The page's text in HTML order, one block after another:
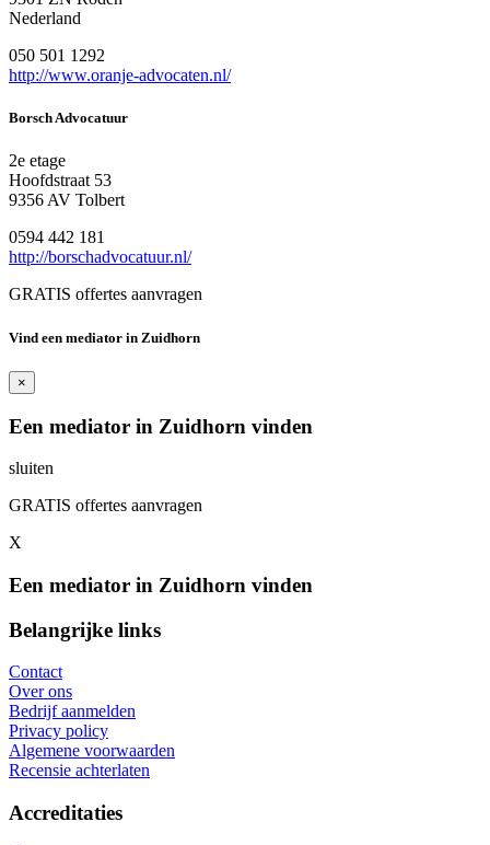
Nederland
050 501 1292
http://www.oranje-advocaten.nl/
Borsch Advocatuur
2e etage
Hoofdstraat 53
9356 AV Tolbert
0594 442 181
http://borschadvocatuur.nl/
GRATIS offertes aanvragen
Vind een mediator in Zuidhorn
×
Een mediator in Zuidhorn vinden
sluiten
GRATIS offertes aanvragen
X
Een mediator in Zuidhorn vinden
Belangrijke links
Contact
Over ons
Bedrijf aanmelden
Privacy policy
Algemene voorwaarden
Recensie achterlaten
Accreditaties